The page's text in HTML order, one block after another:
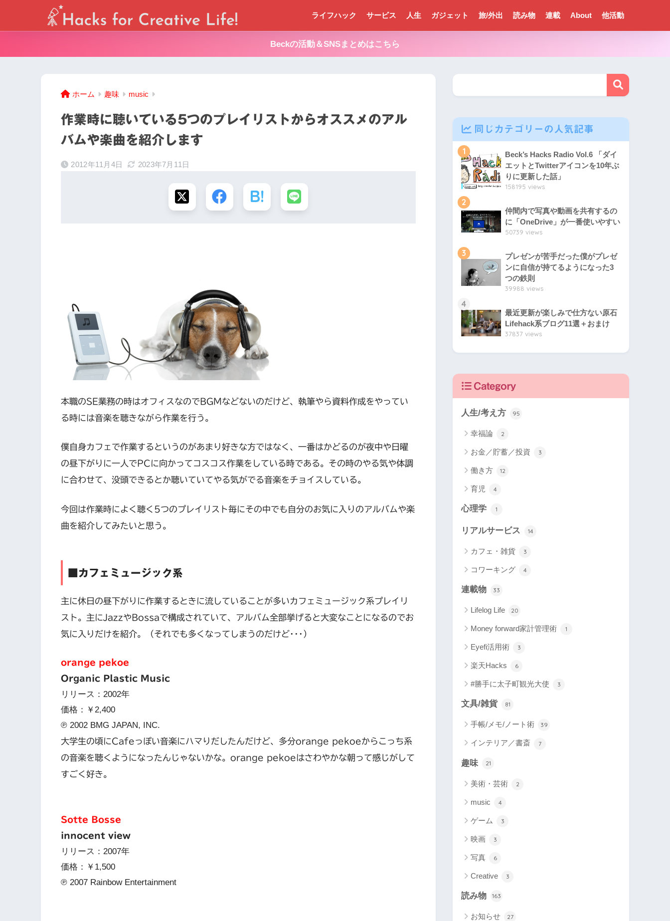
ライフハック サービス 人生 ガジェット 旅/外出 読み物 連載 About 他活動
Beckの活動＆SNSまとめはこちら
ホーム 趣味 music
作業時に聴いている5つのプレイリストからオススメのアル
バムや楽曲を紹介します
2012年11月4日 2023年7月11日
本職のSE業務の時はオフィスなのでBGMなどないのだけど、執筆やら資料作成をやってい
る時には音楽を聴きながら作業を行う。
僕自身カフェで作業するというのがあまり好きな方ではなく、一番はかどるのが夜中や日曜
の昼下がりに一人でPCに向かってコスコス作業をしている時である。その時のやる気や体調
に合わせて、没頭できるとか聴いていてやる気がでる音楽をチョイスしている。
今回は作業時によく聴く5つのプレイリスト毎にその中でも自分のお気に入りのアルバムや楽
曲を紹介してみたいと思う。
■カフェミュージック系
主に休日の昼下がりに作業するときに流していることが多いカフェミュージック系プレイリ
スト。主にJazzやBossaで構成されていて、アルバム全部挙げると大変なことになるのでお
気に入りだけを紹介。（それでも多くなってしまうのだけど･･･）
orange pekoe
Organic Plastic Music
リリース：2002年
価格：￥2,400
℗ 2002 BMG JAPAN, INC.
大学生の頃にCafeっぽい音楽にハマりだしたんだけど、多分orange pekoeからこっち系
の音楽を聴くようになったんじゃないかな。orange pekoeはさわやかな朝って感じがして
すごく好き。
Sotte Bosse
innocent view
リリース：2007年
価格：￥1,500
℗ 2007 Rainbow Entertainment
同じカテゴリーの人気記事
1
Beck’s Hacks Radio Vol.6 「ダイ
エットとTwitterアイコンを10年ぶ
りに更新した話」
158195 views
2
仲間内で写真や動画を共有するの
に「OneDrive」が一番使いやすい
50739 views
3
プレゼンが苦手だった僕がプレゼ
ンに自信が持てるようになった3
つの鉄則
39988 views
4
最近更新が楽しみで仕方ない原石
Lifehack系ブログ11選＋おまけ
37837 views
Category
人生/考え方 95
幸福論 2
お金／貯蓄／投資 3
働き方 12
育児 4
心理学 1
リアルサービス 14
カフェ・雑貨 3
コワーキング 4
連載物 33
Lifelog Life 20
Money forward家計管理術 1
Eyefi活用術 3
楽天Hacks 6
#勝手に太子町観光大使 3
文具/雑貨 81
手帳/メモ/ノート術 39
インテリア／書斎 7
趣味 21
美術・芸術 2
music 4
ゲーム 3
映画 3
写真 6
Creative 3
読み物 163
お知らせ 27